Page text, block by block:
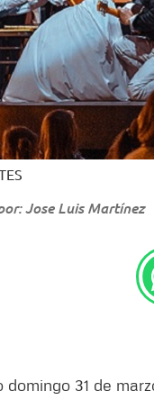
Jose Luis Martínez
domingo 31 de